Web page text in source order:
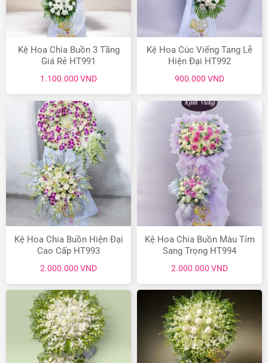
Kệ Hoa Chia Buồn 3 Tầng
Giá Rẻ HT991
1.100.000 VND
Kệ Hoa Cúc Viếng Tang Lễ
Hiện Đại HT992
900.000 VND
Kệ Hoa Chia Buồn Hiện Đại
Cao Cấp HT993
2.000.000 VND
Kệ Hoa Chia Buồn Màu Tím
Sang Trọng HT994
2.000.000 VND